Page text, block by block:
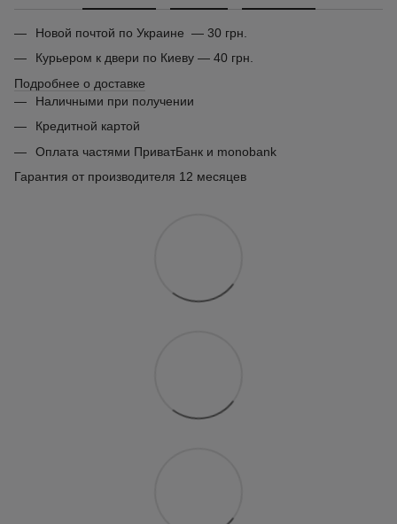
Новой почтой по Украине — 30 грн.
Курьером к двери по Киеву — 40 грн.
Подробнее о доставке
Наличными при получении
Кредитной картой
Оплата частями ПриватБанк и monobank
Гарантия от производителя 12 месяцев